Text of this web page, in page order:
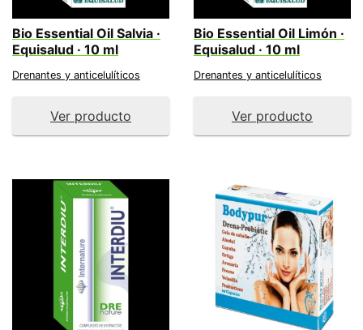
Bio Essential Oil Salvia ·
Equisalud · 10 ml
Drenantes y anticelulíticos
Ver producto
Bio Essential Oil Limón ·
Equisalud · 10 ml
Drenantes y anticelulíticos
Ver producto